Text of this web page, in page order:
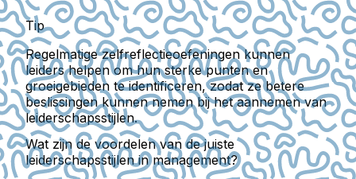
Tip
Regelmatige zelfreflectieoefeningen kunnen
leiders helpen om hun sterke punten en
groeigebieden te identificeren, zodat ze betere
beslissingen kunnen nemen bij het aannemen van
leiderschapsstijlen.
Wat zijn de voordelen van de juiste
leiderschapsstijlen in management?